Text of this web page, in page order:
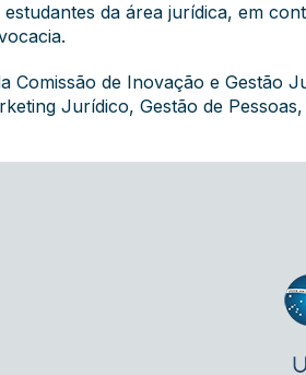
da área jurídica, em
Comissão de Inovação e Gestão
Jurídico, Gestão de